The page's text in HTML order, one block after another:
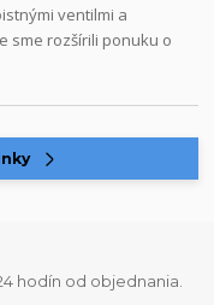
ventilmi a
sme rozšírili ponuku o
hodín od objednania.